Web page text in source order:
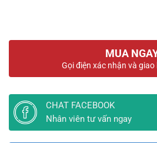
MUA
Gọi điện xác nhận và
CHAT FACEBOOK
Nhân viên tư vấn ngay